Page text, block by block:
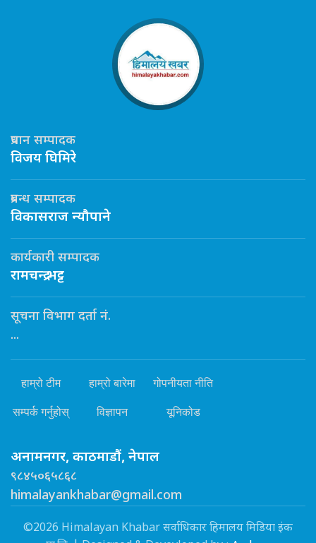
प्रधान सम्पादक
विजय घिमिरे
प्रबन्ध सम्पादक
विकासराज न्यौपाने
कार्यकारी सम्पादक
रामचन्द्र भट्ट
सूचना विभाग दर्ता नं.
...
हाम्रो टीम हाम्रो बारेमा गोपनीयता नीति
सम्पर्क गर्नुहोस् विज्ञापन यूनिकोड
अनामनगर, काठमाडौं, नेपाल
९८४५०६५८६८
himalayankhabar@gmail.com
©2026 Himalayan Khabar सर्वाधिकार हिमालय मिडिया इंक